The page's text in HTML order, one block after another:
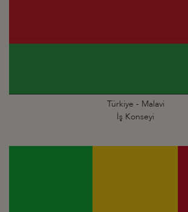
Türkiye - Malavi
İş Konseyi